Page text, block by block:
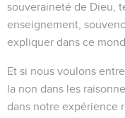
souveraineté de Dieu,
enseignement,
expliquer dans ce
Et si nous voulons
la non dans les
dans notre expérience